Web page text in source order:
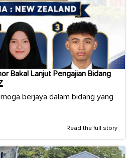
Bakal Lanjut Pengajian Bidang
berjaya dalam bidang yang
Read the full story